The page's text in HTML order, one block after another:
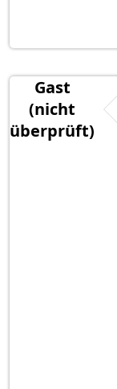
Gast
(nicht
überprüft)